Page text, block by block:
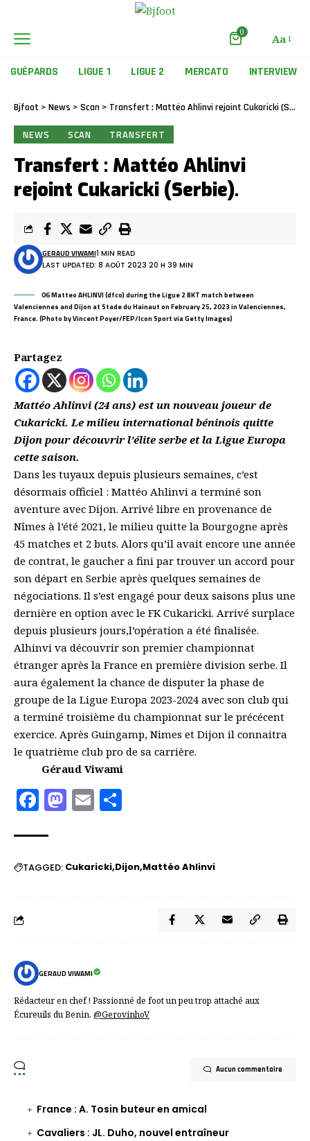
0 Aa
GUÉPARDS LIGUE 1 LIGUE 2 MERCATO INTERVIEW
Bjfoot > News > Scan > Transfert : Mattéo Ahlinvi rejoint Cukaricki (Serbie).
NEWS SCAN TRANSFERT
Transfert : Mattéo Ahlinvi
rejoint Cukaricki (Serbie).
LAST UPDATED: 8 AOÛT 2023 20 H 39 MIN
GERAUD VIWAMI1 MIN READ
06 Matteo AHLINVI (dfco) during the Ligue 2 BKT match between
Valenciennes and Dijon at Stade du Hainaut on February 25, 2023 in Valenciennes,
France. (Photo by Vincent Poyer/FEP/Icon Sport via Getty Images)
Partagez
MattéoAhlinvi (24 ans) est un nouveau joueur de
Cukaricki. Le milieu international béninois quitte
Dijon pour découvrir l’élite serbe et la Ligue Europa
cette saison.
Dans les tuyaux depuis plusieurs semaines, c’est
désormais officiel : Mattéo Ahlinvi a terminé son
aventure avec Dijon. Arrivé libre en provenance de
Nîmes à l’été 2021, le milieu quitte la Bourgogne après
45 matches et 2 buts. Alors qu’il avait encore une année
de contrat, le gaucher a fini par trouver un accord pour
son départ en Serbie après quelques semaines de
négociations. Il s’est engagé pour deux saisons plus une
dernière en option avec le FKCukaricki. Arrivé surplace
depuis plusieurs jours,l’opération a été finalisée.
Alhinvi va découvrir son premier championnat
étranger après la France en première division serbe. Il
aura également la chance de disputer la phase de
groupe de la Ligue Europa 2023-2024 avec son club qui
a terminé troisième du championnat sur le précécent
exercice. Après Guingamp, Nimes et Dijon il connaitra
le quatrième club pro de sa carrière.
Géraud Viwami
Facebook
Mastodon
Email
TAGGED: Cukaricki Dijon Mattéo Ahlinvi
GERAUD VIWAMI
Rédacteur en chef ! Passionné de foot un peu trop attaché aux
Écureuils du Benin. @GerovinhoV
Aucun commentaire
France : A. Tosin buteur en amical
Cavaliers : JL. Duho, nouvel entraîneur